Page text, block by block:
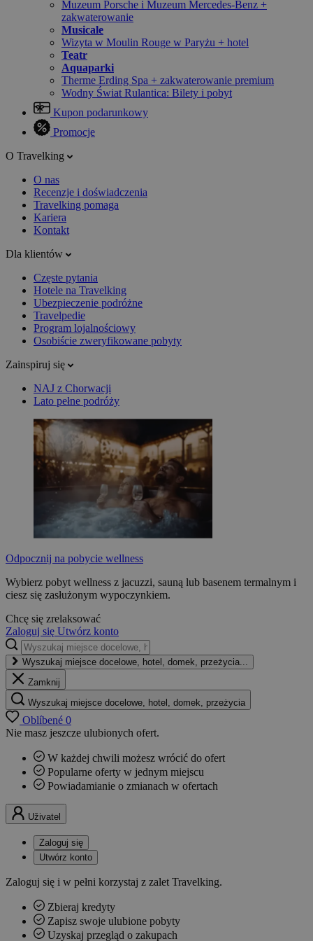
Muzeum Porsche i Muzeum Mercedes-Benz +
zakwaterowanie
Musicale
Wizyta w Moulin Rouge w Paryżu + hotel
Teatr
Aquaparki
Therme Erding Spa + zakwaterowanie premium
Wodny Świat Rulantica: Bilety i pobyt
Kupon podarunkowy
Promocje
O Travelking
O nas
Recenzje i doświadczenia
Travelking pomaga
Kariera
Kontakt
Dla klientów
Częste pytania
Hotele na Travelking
Ubezpieczenie podróżne
Travelpedie
Program lojalnościowy
Osobiście zweryfikowane pobyty
Zainspiruj się
NAJ z Chorwacji
Lato pełne podróży
Odpocznij na pobycie wellness
Wybierz pobyt wellness z jacuzzi, sauną lub basenem termalnym i
ciesz się zasłużonym wypoczynkiem.
Chcę się zrelaksować
Zaloguj się Utwórz konto
Wyszukaj miejsce docelowe, hotel, domek, przeżycia...
Zamknij
Wyszukaj miejsce docelowe, hotel, domek, przeżycia
Oblíbené 0
Nie masz jeszcze ulubionych ofert.
W każdej chwili możesz wrócić do ofert
Popularne oferty w jednym miejscu
Powiadamianie o zmianach w ofertach
Uživatel
Zaloguj się
Utwórz konto
Zaloguj się i w pełni korzystaj z zalet Travelking.
Zbieraj kredyty
Zapisz swoje ulubione pobyty
Uzyskaj przegląd o zakupach